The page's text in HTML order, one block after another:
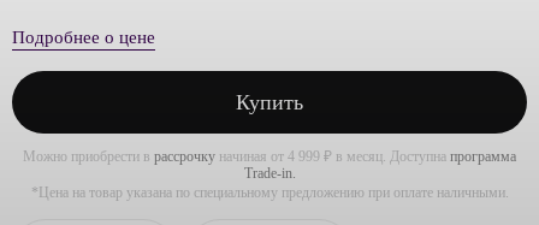
Подробнее о цене
Купить
Можно приобрести в рассрочку начиная от 4 999 ₽ в месяц. Доступна программа
Trade-in.
*Цена на товар указана по специальному предложению при оплате наличными.